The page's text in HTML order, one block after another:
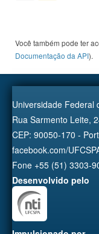
Você também pode ter
Documentação da API).
Universidade Federal
Rua Sarmento Leite,
CEP: 90050-170 -
facebook.com/
Fone +55 (51) 3303-
Desenvolvido pelo